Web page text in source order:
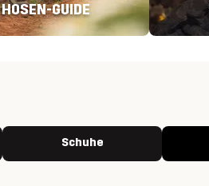
HOSEN-GUIDE
Schuhe